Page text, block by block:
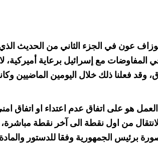
المفاوضات مع إسرائيل برعاية
وقد فعلنا ذلك خلال اليومين
من اول نقطة الى آخر نقطة